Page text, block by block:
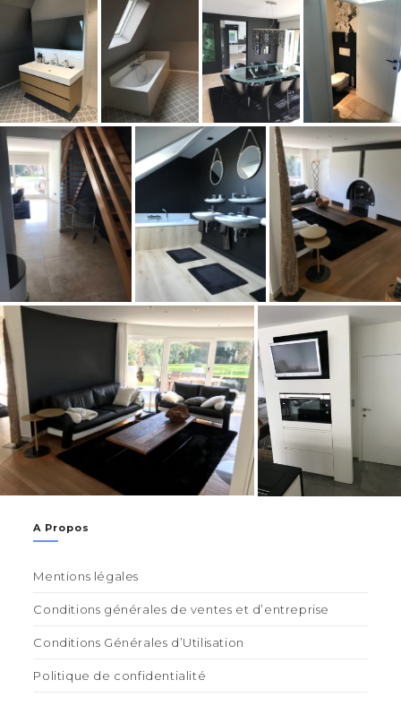
A Propos
Mentions légales
Conditions générales de ventes et d’entreprise
Conditions Générales d’Utilisation
Politique de confidentialité